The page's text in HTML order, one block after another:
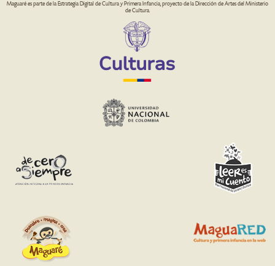
Maguaré es parte de la Estrategia Digital de Cultura y Primera Infancia, proyecto de la Dirección de Artes del Ministerio
de Cultura.